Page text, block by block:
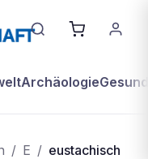
Archäologie
/ E / eustachisch